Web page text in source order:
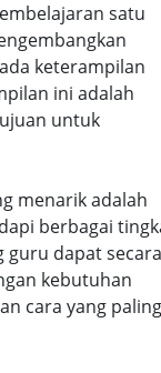
satu
keterampilan
ini adalah
untuk
menarik adalah
berbagai
guru dapat secara
kebutuhan
cara yang paling